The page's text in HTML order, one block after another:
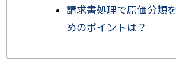
請求書処理で原価分類
めのポイントは？